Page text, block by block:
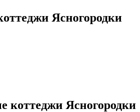
Ясногородки
коттеджи Ясногородки